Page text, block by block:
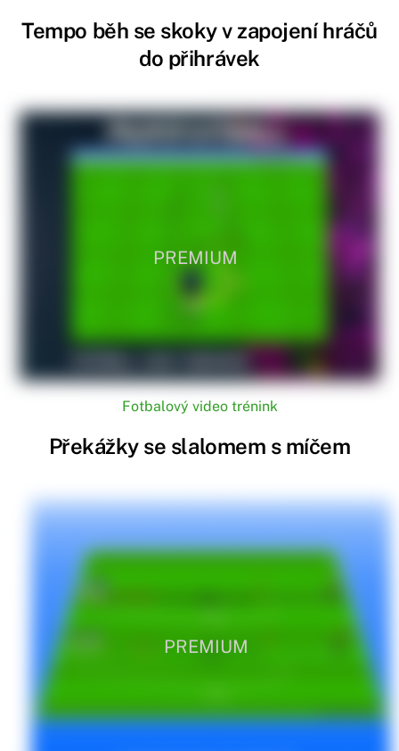
Tempo běh se skoky v zapojení hráčů
do přihrávek
PREMIUM
Fotbalový video trénink
Překážky se slalomem s míčem
PREMIUM